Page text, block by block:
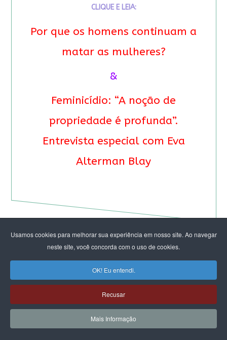
Usamos cookies para melhorar sua experiência em nosso site. Ao navegar
neste site, você concorda com o uso de cookies.
OK! Eu entendi.
Recusar
Mais Informação
CLIQUE E LEIA:
Por que os homens continuam a
matar as mulheres?
&
Feminicídio: “A noção de
propriedade é profunda”.
Entrevista especial com Eva
Alterman Blay